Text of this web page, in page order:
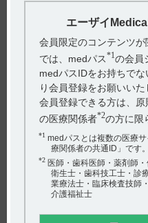
関連するQ&A
【ケイツーＮ静注】 副
【デエビゴ】 投薬期間制
【ルネスタ】 作用時間
か？
エーザイ
会員限定のコンテンツ
では、medパス*1の会員
medパスIDをお持ちで
り会員登録をお願いいた
会員登録できる方は、
の医療関係者*2の方に限
*1 medパスとは複数の医療
療関係者の共通ID」です。
*2 医師・歯科医師・薬剤師
衛生士・歯科技工士・診
業療法士・臨床検査技師
介護福祉士